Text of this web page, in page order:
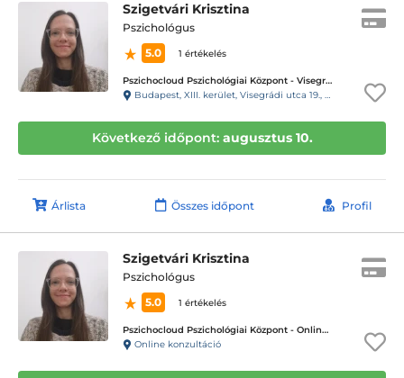
Szigetvári Krisztina
Pszichológus
5.0
1 értékelés
Pszichocloud Pszichológiai Központ - Visegrádi utca / Nyugati
Budapest, XIII. kerület, Visegrádi utca 19., 1. emelet 5. ajtó, 22-es kapucsengő
Következő időpont: augusztus 10.
Árlista Összes időpont Profil
Szigetvári Krisztina
Pszichológus
5.0
1 értékelés
Pszichocloud Pszichológiai Központ - Online ügyfélfogadás
Online konzultáció